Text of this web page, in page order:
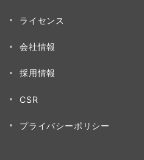
ライセンス
会社情報
採用情報
CSR
プライバシーポリシー